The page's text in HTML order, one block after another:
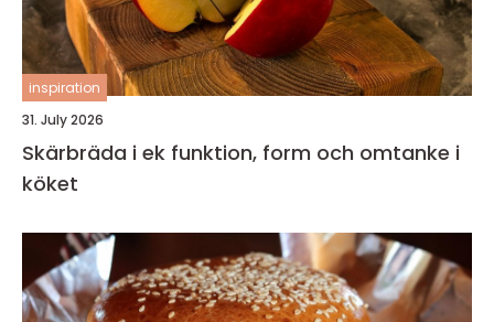
inspiration
31. July 2026
Skärbräda i ek funktion, form och omtanke i
köket